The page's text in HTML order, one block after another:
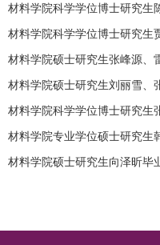
材料学院科学学位博士研究生
材料学院科学学位博士研究生
材料学院专业学位硕士研究生
材料学院硕士研究生向泽昕毕